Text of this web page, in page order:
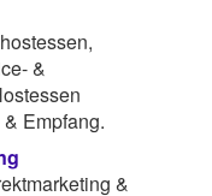
&
Empfang.
&